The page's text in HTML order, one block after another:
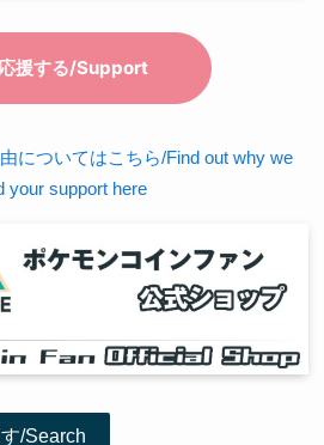
についてはこちら/Find out why we
your support here
/Search